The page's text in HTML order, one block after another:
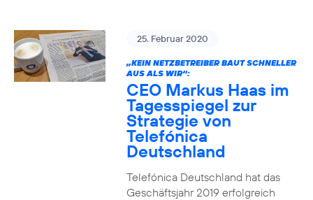
25. Februar 2020
„KEIN NETZBETREIBER BAUT SCHNELLER
AUS ALS WIR“:
CEO Markus Haas im
Tagesspiegel zur
Strategie von
Telefónica
Deutschland
Telefónica Deutschland hat das
Geschäftsjahr 2019 erfolgreich